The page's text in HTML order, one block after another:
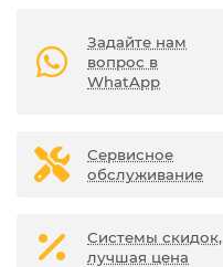
Задайте нам
вопрос в
WhatApp
Сервисное
обслуживание
Системы скидок,
лучшая цена